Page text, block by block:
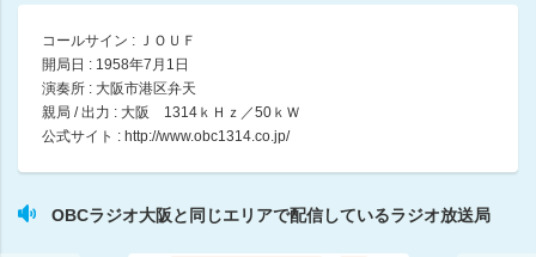
野田和裕の全力で生きる
野田和裕 / 清水共子
09:00 ～ 09:15
OBC ミュージック・アベニュー
09:15 ～ 09:45
八木早希 / 杉島孝弘
コールサイン : ＪＯＵＦ
開局日 : 1958年7月1日
演奏所 : 大阪市港区弁天
親局 / 出力 : 大阪 1314ｋＨｚ／50ｋＷ
公式サイト : http://www.obc1314.co.jp/
OBCラジオ大阪と同じエリアで配信しているラジオ放送局